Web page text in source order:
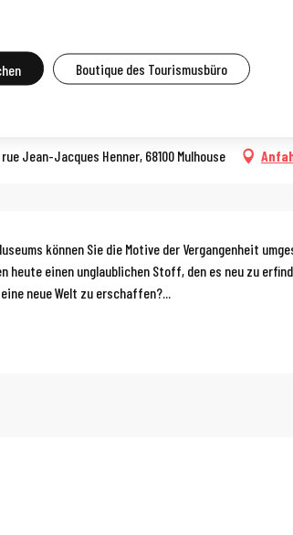
Boutique des Tourismusbüro
Jean-Jacques Henner, 68100 Mulhouse
können Sie die Motive der Vergangenheit
heute einen unglaublichen Stoff, den es neu zu
neue Welt zu erschaffen?...